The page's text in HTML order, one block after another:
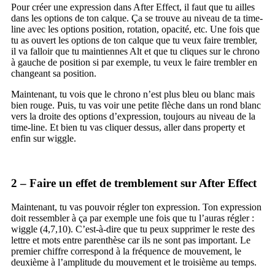
Pour créer une expression dans After Effect, il faut que tu ailles
dans les options de ton calque. Ça se trouve au niveau de ta time-
line avec les options position, rotation, opacité, etc. Une fois que
tu as ouvert les options de ton calque que tu veux faire trembler,
il va falloir que tu maintiennes Alt et que tu cliques sur le chrono
à gauche de position si par exemple, tu veux le faire trembler en
changeant sa position.
Maintenant, tu vois que le chrono n’est plus bleu ou blanc mais
bien rouge. Puis, tu vas voir une petite flèche dans un rond blanc
vers la droite des options d’expression, toujours au niveau de la
time-line. Et bien tu vas cliquer dessus, aller dans property et
enfin sur wiggle.
2 – Faire un effet de tremblement sur After Effect
Maintenant, tu vas pouvoir régler ton expression. Ton expression
doit ressembler à ça par exemple une fois que tu l’auras régler :
wiggle (4,7,10). C’est-à-dire que tu peux supprimer le reste des
lettre et mots entre parenthèse car ils ne sont pas important. Le
premier chiffre correspond à la fréquence de mouvement, le
deuxième à l’amplitude du mouvement et le troisième au temps.